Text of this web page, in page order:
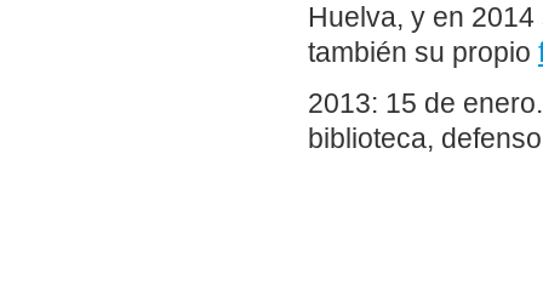
Huelva, y en
también su propio
2013: 15 de
biblioteca,